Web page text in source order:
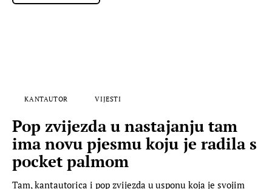
KANTAUTOR VIJESTI
Pop zvijezda u nastajanju tam
ima novu pjesmu koju je radila s
pocket palmom
Tam, kantautorica i pop zvijezda u usponu koja je svojim